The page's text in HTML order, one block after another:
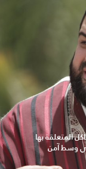
المتعلقة بها
وسط آمن